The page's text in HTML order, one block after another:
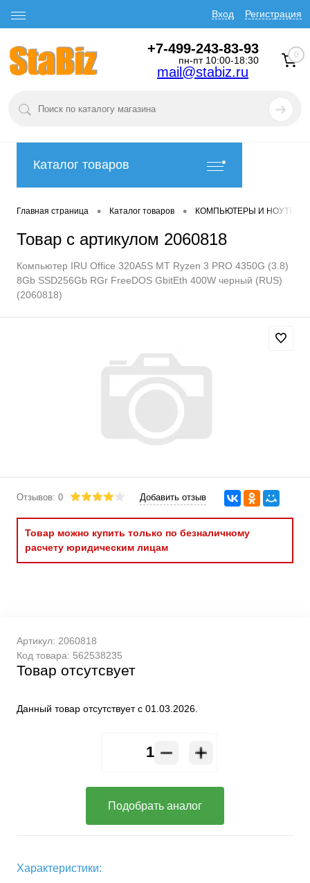
Вход Регистрация
+7-499-243-83-93
пн-пт 10:00-18:30
mail@stabiz.ru
0
Каталог товаров
Главная страница • Каталог товаров • КОМПЬЮТЕРЫ И
Товар с артикулом 2060818
Компьютер IRU Office 320A5S MT Ryzen 3 PRO 4350G (3.8)
8Gb SSD256Gb RGr FreeDOS GbitEth 400W черный (RUS)
(2060818)
Отзывов: 0 Добавить отзыв
Товар можно купить только по безналичному
расчету юридическим лицам
Артикул: 2060818
Код товара: 562538235
Товар отсутсвует
Данный товар отсутствует с 01.03.2026.
Подобрать аналог
Характеристики: